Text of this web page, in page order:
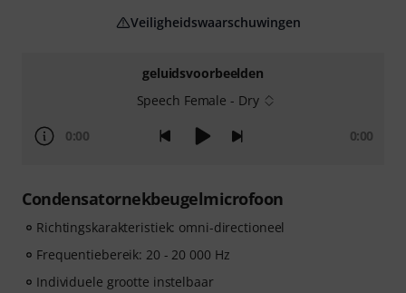
geluidsvoorbeelden
Speech Female - Dry
0:00 0:00
Condensatornekbeugelmicrofoon
Richtingskarakteristiek: omni-directioneel
Frequentiebereik: 20 - 20 000 Hz
Individuele grootte instelbaar
Veiligheidswaarschuwingen